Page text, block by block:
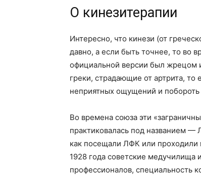
О кинезитерапии
Интересно, что кинези (от
давно, а если быть точнее, то во
официальной версии был жрецом
греки, страдающие от артрита, то
неприятных ощущений и побороть
Во времена союза эти
практиковалась под названием
как посещали ЛФК или
1928 года советские
профессионалов, специальность